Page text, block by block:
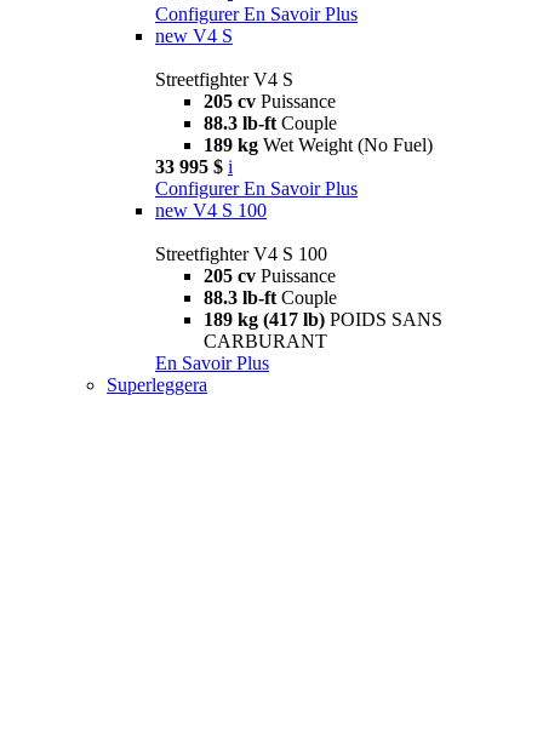
Configurer En Savoir Plus
new V4 S
Streetfighter V4 S
205 cv Puissance
88.3 lb-ft Couple
189 kg Wet Weight (No Fuel)
33 995 $ i
Configurer En Savoir Plus
new V4 S 100
Streetfighter V4 S 100
205 cv Puissance
88.3 lb-ft Couple
189 kg (417 lb) POIDS SANS
CARBURANT
En Savoir Plus
Superleggera